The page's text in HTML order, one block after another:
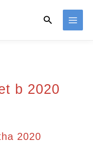
Search
b 2020
2020